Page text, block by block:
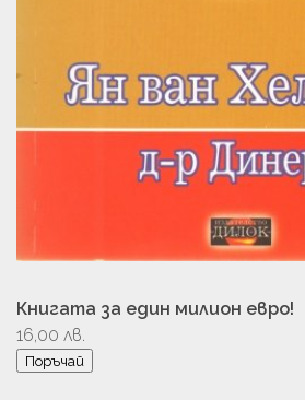
Книгата за един милион евро!
16,00 лв.
Поръчай